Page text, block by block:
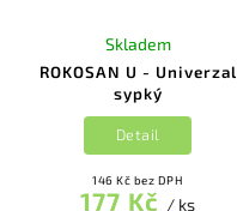
ROKOSAN U - Univerzal
sypký
Skladem
146 Kč bez DPH
177 Kč / ks
Detail